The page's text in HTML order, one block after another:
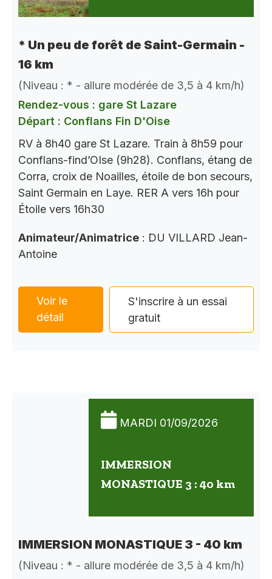
* Un peu de forêt de Saint-Germain -
16 km
(Niveau : * - allure modérée de 3,5 à 4 km/h)
Rendez-vous : gare St Lazare
Départ : Conflans Fin D'Oise
RV à 8h40 gare St Lazare. Train à 8h59 pour
Conflans-find’OIse (9h28). Conflans, étang de
Corra, croix de Noailles, étoile de bon secours,
Saint Germain en Laye. RER A vers 16h pour
Étoile vers 16h30
Animateur/Animatrice : DU VILLARD Jean-
Antoine
Voir le
détail
S'inscrire à un essai
gratuit
MARDI 01/09/2026
IMMERSION
MONASTIQUE 3 : 40 km
IMMERSION MONASTIQUE 3 - 40 km
(Niveau : * - allure modérée de 3,5 à 4 km/h)